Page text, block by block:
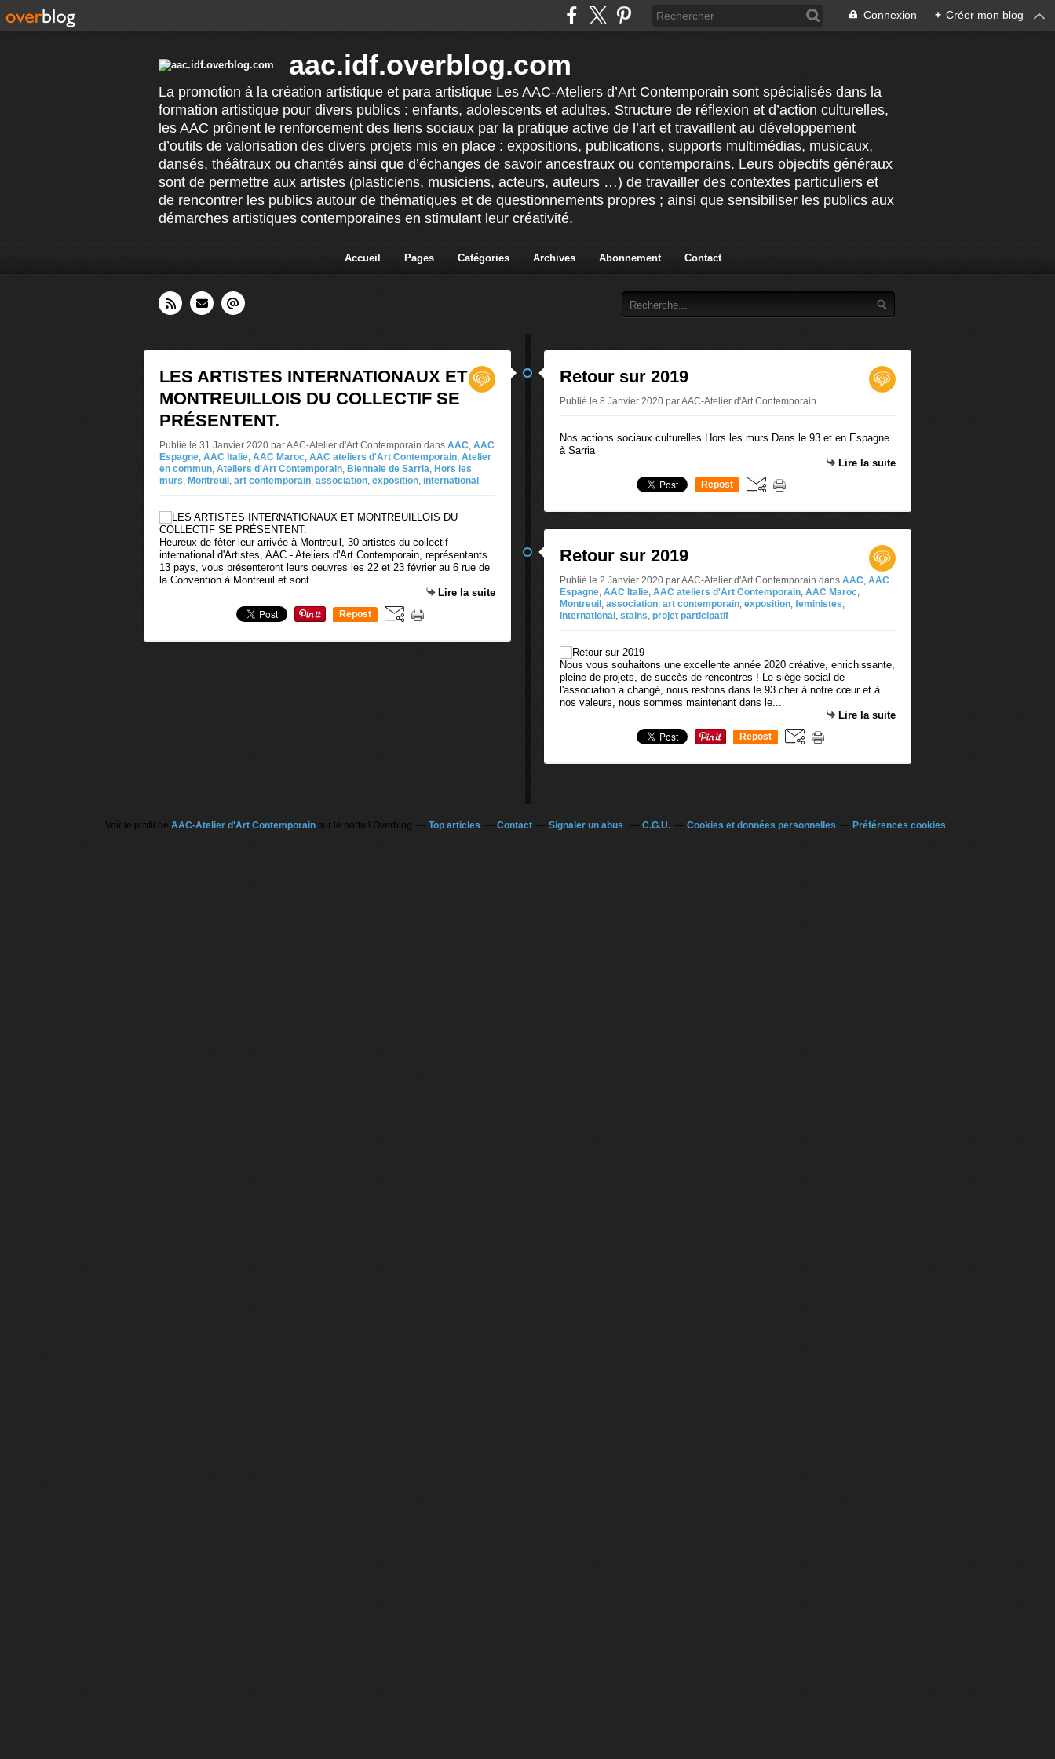
Connexion + Créer mon blog
aac.idf.overblog.com
La promotion à la création artistique et para artistique Les AAC-Ateliers d’Art Contemporain sont spécialisés dans la
formation artistique pour divers publics : enfants, adolescents et adultes. Structure de réflexion et d’action culturelles,
les AAC prônent le renforcement des liens sociaux par la pratique active de l’art et travaillent au développement
d’outils de valorisation des divers projets mis en place : expositions, publications, supports multimédias, musicaux,
dansés, théâtraux ou chantés ainsi que d’échanges de savoir ancestraux ou contemporains. Leurs objectifs généraux
sont de permettre aux artistes (plasticiens, musiciens, acteurs, auteurs …) de travailler des contextes particuliers et
de rencontrer les publics autour de thématiques et de questionnements propres ; ainsi que sensibiliser les publics aux
démarches artistiques contemporaines en stimulant leur créativité.
Accueil Pages Catégories Archives Abonnement Contact
LES ARTISTES INTERNATIONAUX ET
MONTREUILLOIS DU COLLECTIF SE
PRÉSENTENT.
Publié le 31 Janvier 2020 par AAC-Atelier d'Art Contemporain dans AAC, AAC
Espagne, AAC Italie, AAC Maroc, AAC ateliers d'Art Contemporain, Atelier
en commun, Ateliers d'Art Contemporain, Biennale de Sarria, Hors les
murs, Montreuil , art contemporain, association, exposition, international
Heureux de fêter leur arrivée à Montreuil, 30 artistes du collectif
international d'Artistes, AAC - Ateliers d'Art Contemporain, représentants
13 pays, vous présenteront leurs oeuvres les 22 et 23 février au 6 rue de
la Convention à Montreuil et sont...
Lire la suite
Repost
Retour sur 2019
Publié le 8 Janvier 2020 par AAC-Atelier d'Art Contemporain
Nos actions sociaux culturelles Hors les murs Dans le 93 et en Espagne
à Sarria
Lire la suite
Repost
Retour sur 2019
Publié le 2 Janvier 2020 par AAC-Atelier d'Art Contemporain dans AAC, AAC
Espagne, AAC Italie, AAC ateliers d'Art Contemporain, AAC Maroc,
Montreuil , association, art contemporain, exposition, feministes,
international , stains, projet participatif
Nous vous souhaitons une excellente année 2020 créative, enrichissante,
pleine de projets, de succès de rencontres ! Le siège social de
l'association a changé, nous restons dans le 93 cher à notre cœur et à
nos valeurs, nous sommes maintenant dans le...
Lire la suite
Repost
Voir le profil de AAC-Atelier d'Art Contemporainsur le portail Overblog Top articles Contact Signaler un abus C.G.U. Cookies et données personnelles Préférences cookies